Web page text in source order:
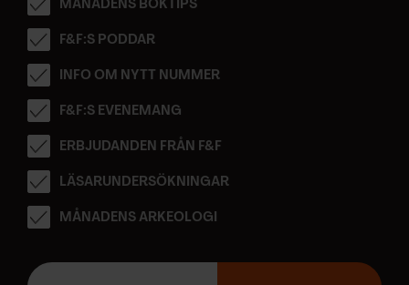
MÅNADENS BOKTIPS
F&F:S PODDAR
INFO OM NYTT NUMMER
F&F:S EVENEMANG
ERBJUDANDEN FRÅN F&F
LÄSARUNDERSÖKNINGAR
MÅNADENS ARKEOLOGI
E